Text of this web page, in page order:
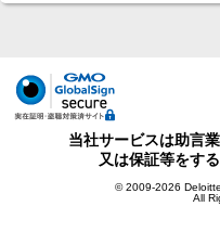
当社サービスは助言
又は保証等をす
© 2009-2026
All